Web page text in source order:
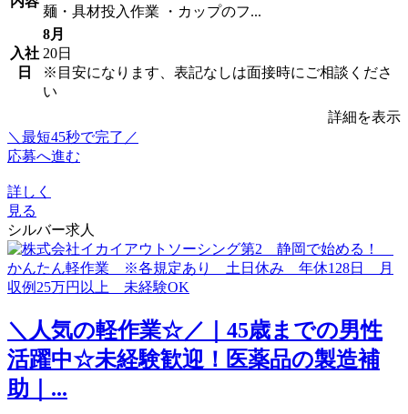
麺・具材投入作業 ・カップのフ...
入社
日
8月
20日
※目安になります、表記なしは面接時にご相談くださ
い
詳細を表示
＼最短45秒で完了／
応募へ進む
詳しく
見る
シルバー求人
＼人気の軽作業☆／｜45歳までの男性
活躍中☆未経験歓迎！医薬品の製造補
助｜...